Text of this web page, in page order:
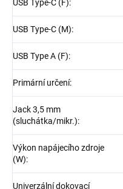
USB Type-C (F):
USB Type-C (M):
USB Type A (F):
Primární určení:
Jack 3,5 mm
(sluchátka/mikr.):
Výkon napájecího zdroje
(W):
Univerzální dokovací